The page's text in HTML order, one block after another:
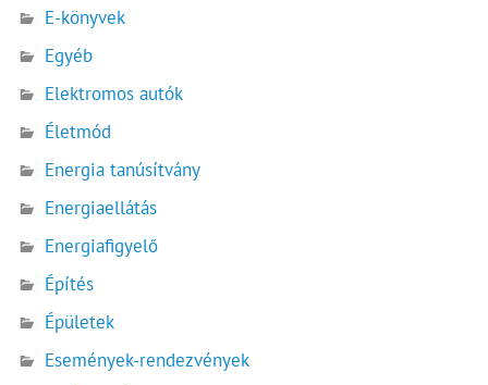
E-könyvek
Egyéb
Elektromos autók
Életmód
Energia tanúsítvány
Energiaellátás
Energiafigyelő
Építés
Épületek
Események-rendezvények